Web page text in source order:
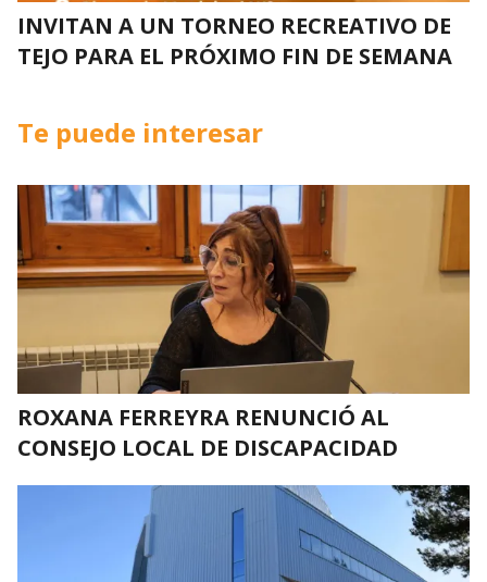
INVITAN A UN TORNEO RECREATIVO DE
TEJO PARA EL PRÓXIMO FIN DE SEMANA
Te puede interesar
ROXANA FERREYRA RENUNCIÓ AL
CONSEJO LOCAL DE DISCAPACIDAD